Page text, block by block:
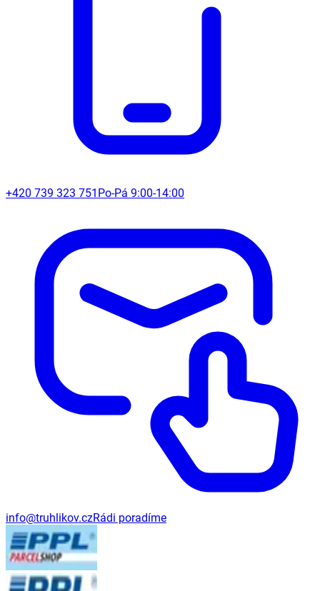
+420 739 323 751 Po-Pá 9:00-14:00
info@truhlikov.czRádi poradíme